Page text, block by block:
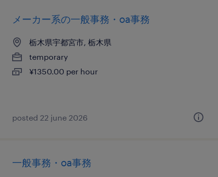
メーカー系の一般事務・oa事務
栃木県宇都宮市, 栃木県
temporary
¥1350.00 per hour
posted 22 june 2026
一般事務・oa事務